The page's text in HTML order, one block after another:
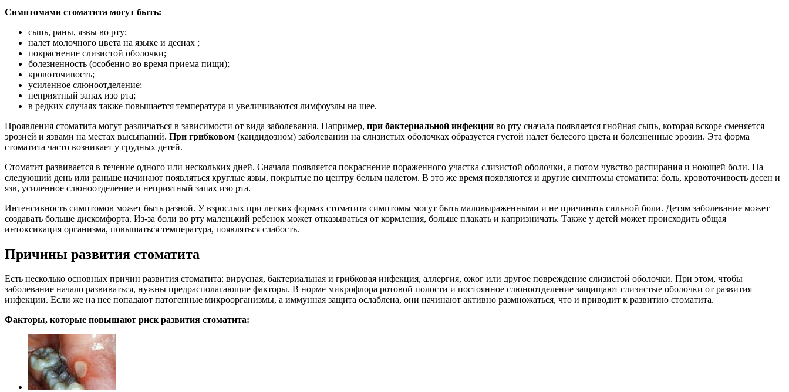
Симптомами стоматита могут быть:
сыпь, раны, язвы во рту;
налет молочного цвета на языке и деснах ;
покраснение слизистой оболочки;
болезненность (особенно во время приема пищи);
кровоточивость;
усиленное слюноотделение;
неприятный запах изо рта;
в редких случаях также повышается температура и увеличиваются лимфоузлы на шее.
Проявления стоматита могут различаться в зависимости от вида заболевания. Например, при бактериальной инфекции во рту сначала появляется гнойная сыпь, которая вскоре сменяется
эрозией и язвами на местах высыпаний. При грибковом (кандидозном) заболевании на слизистых оболочках образуется густой налет белесого цвета и болезненные эрозии. Эта форма
стоматита часто возникает у грудных детей.
Стоматит развивается в течение одного или нескольких дней. Сначала появляется покраснение пораженного участка слизистой оболочки, а потом чувство распирания и ноющей боли. На
следующий день или раньше начинают появляться круглые язвы, покрытые по центру белым налетом. В это же время появляются и другие симптомы стоматита: боль, кровоточивость десен и
язв, усиленное слюноотделение и неприятный запах изо рта.
Интенсивность симптомов может быть разной. У взрослых при легких формах стоматита симптомы могут быть маловыраженными и не причинять сильной боли. Детям заболевание может
создавать больше дискомфорта. Из-за боли во рту маленький ребенок может отказываться от кормления, больше плакать и капризничать. Также у детей может происходить общая
интоксикация организма, повышаться температура, появляться слабость.
Причины развития стоматита
Есть несколько основных причин развития стоматита: вирусная, бактериальная и грибковая инфекция, аллергия, ожог или другое повреждение слизистой оболочки. При этом, чтобы
заболевание начало развиваться, нужны предрасполагающие факторы. В норме микрофлора ротовой полости и постоянное слюноотделение защищают слизистые оболочки от развития
инфекции. Если же на нее попадают патогенные микроорганизмы, а иммунная защита ослаблена, они начинают активно размножаться, что и приводит к развитию стоматита.
Факторы, которые повышают риск развития стоматита: